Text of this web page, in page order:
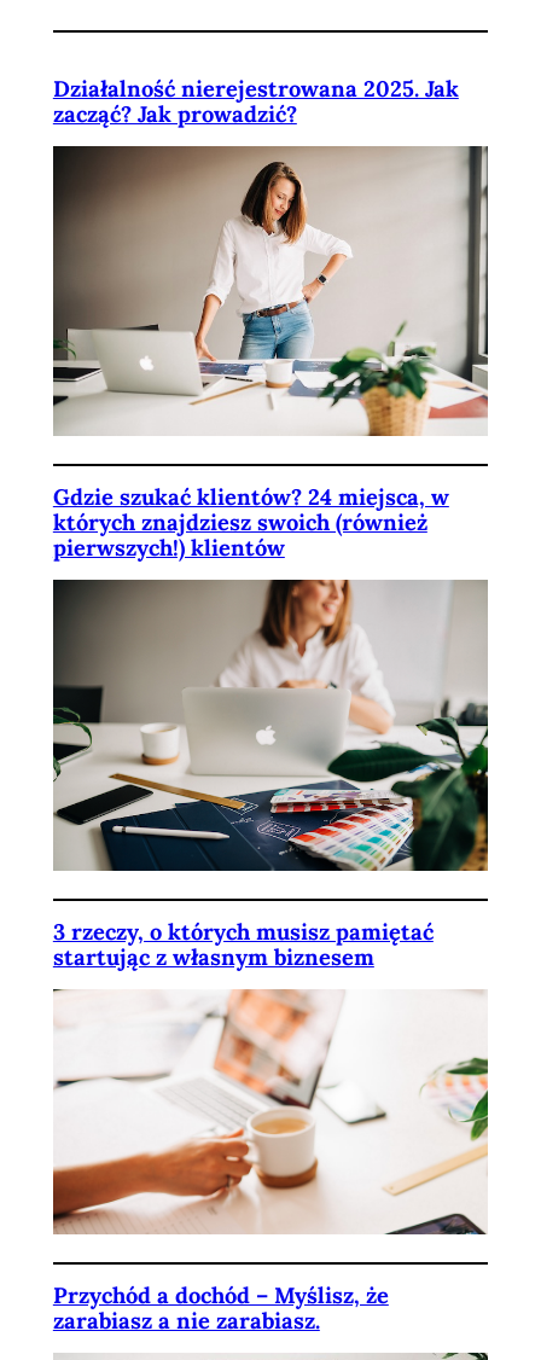
Działalność nierejestrowana 2025. Jak
zacząć? Jak prowadzić?
Gdzie szukać klientów? 24 miejsca, w
których znajdziesz swoich (również
pierwszych!) klientów
3 rzeczy, o których musisz pamiętać
startując z własnym biznesem
Przychód a dochód – Myślisz, że
zarabiasz a nie zarabiasz.